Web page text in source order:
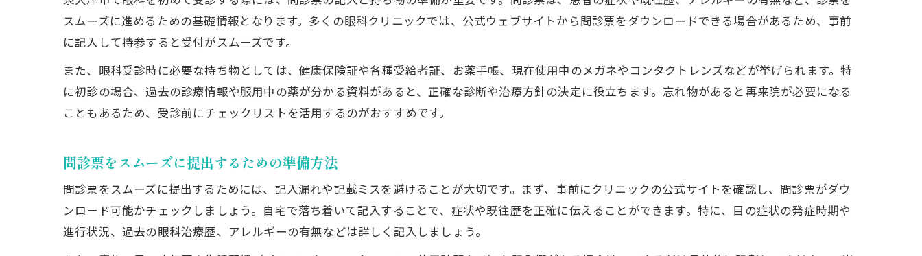
スムーズに進めるための基礎情報となります。多くの眼科クリニックでは、公式ウェブサイトから問診票をダウンロードできる場合があるため、事前
に記入して持参すると受付がスムーズです。
また、眼科受診時に必要な持ち物としては、健康保険証や各種受給者証、お薬手帳、現在使用中のメガネやコンタクトレンズなどが挙げられます。特
に初診の場合、過去の診療情報や服用中の薬が分かる資料があると、正確な診断や治療方針の決定に役立ちます。忘れ物があると再来院が必要になる
こともあるため、受診前にチェックリストを活用するのがおすすめです。
問診票をスムーズに提出するための準備方法
問診票をスムーズに提出するためには、記入漏れや記載ミスを避けることが大切です。まず、事前にクリニックの公式サイトを確認し、問診票がダウ
ンロード可能かチェックしましょう。自宅で落ち着いて記入することで、症状や既往歴を正確に伝えることができます。特に、目の症状の発症時期や
進行状況、過去の眼科治療歴、アレルギーの有無などは詳しく記入しましょう。